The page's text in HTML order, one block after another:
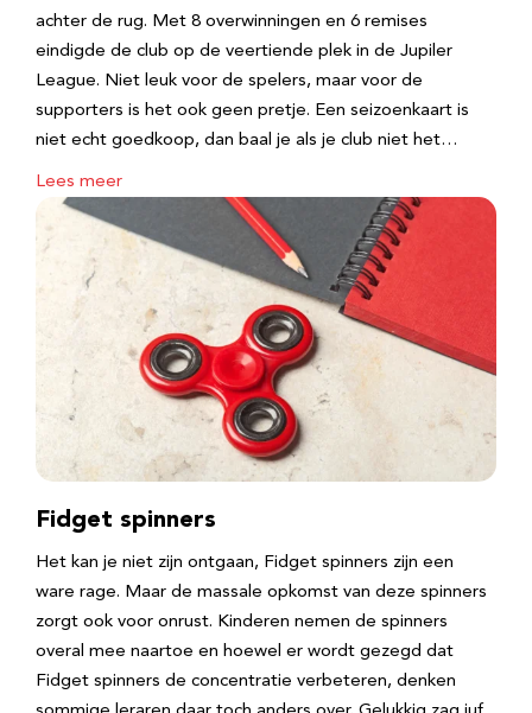
achter de rug. Met 8 overwinningen en 6 remises
eindigde de club op de veertiende plek in de Jupiler
League. Niet leuk voor de spelers, maar voor de
supporters is het ook geen pretje. Een seizoenkaart is
niet echt goedkoop, dan baal je als je club niet het…
Lees meer
Fidget spinners
Het kan je niet zijn ontgaan, Fidget spinners zijn een
ware rage. Maar de massale opkomst van deze spinners
zorgt ook voor onrust. Kinderen nemen de spinners
overal mee naartoe en hoewel er wordt gezegd dat
Fidget spinners de concentratie verbeteren, denken